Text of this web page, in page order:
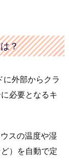
？
外部からクラ
必要となるキ
スの温度や湿
）を自動で定